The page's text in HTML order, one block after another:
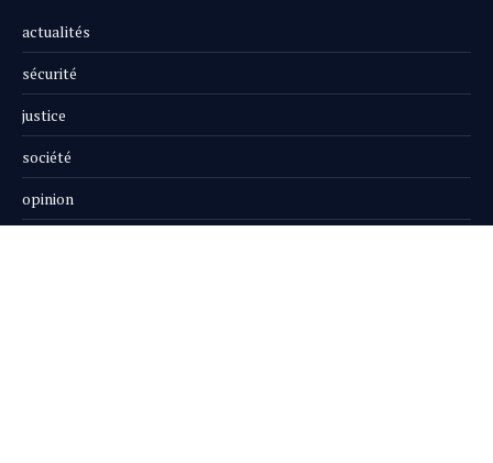
actualités
sécurité
justice
société
opinion